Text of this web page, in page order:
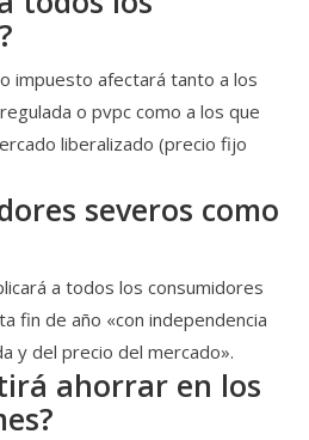
impuesto afectará tanto a los
o pvpc como a los que
liberalizado (precio fijo
severos como
a todos los consumidores
fin de año «con independencia
y del precio del mercado».
ahorrar en los